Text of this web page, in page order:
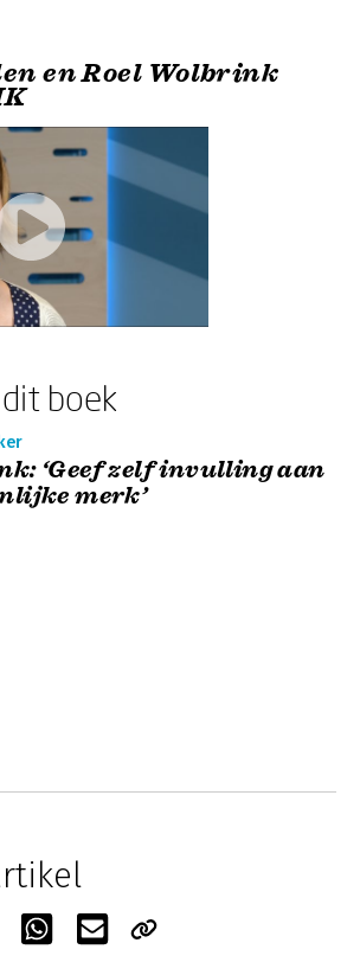
en Roel Wolbrink
boek
‘Geef zelf invulling aan
merk’